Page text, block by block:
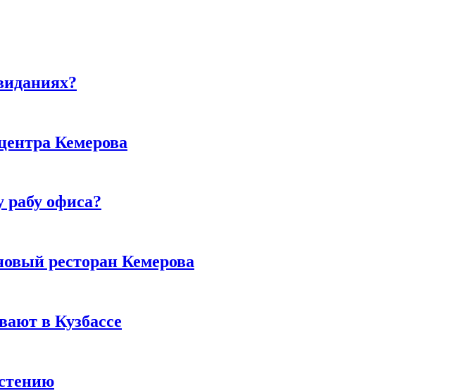
Кемерова
рабу офиса?
ресторан Кемерова
в Кузбассе